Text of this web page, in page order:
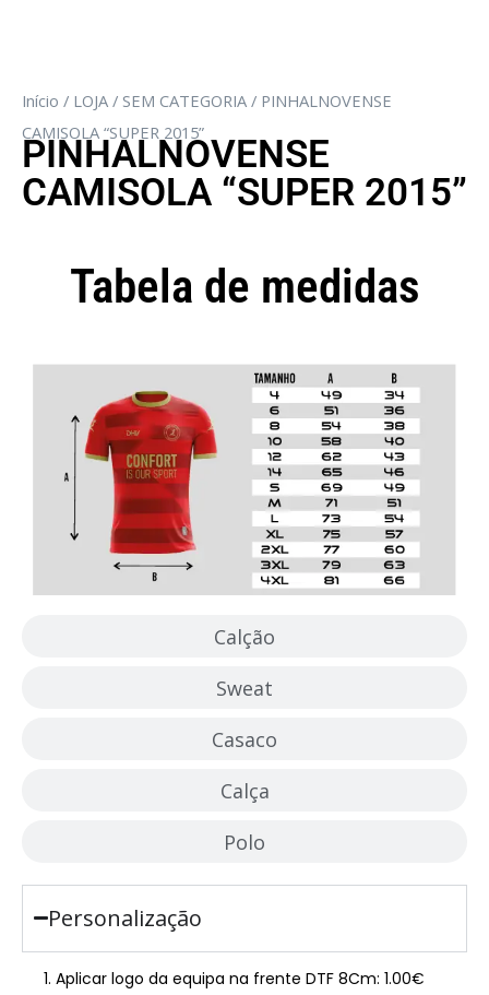
Início / LOJA / SEM CATEGORIA / PINHALNOVENSE
CAMISOLA “SUPER 2015”
PINHALNOVENSE
CAMISOLA “SUPER 2015”
Tabela de medidas
Calção
Sweat
Casaco
Calça
Polo
Personalização
Aplicar logo da equipa na frente DTF 8Cm: 1.00€